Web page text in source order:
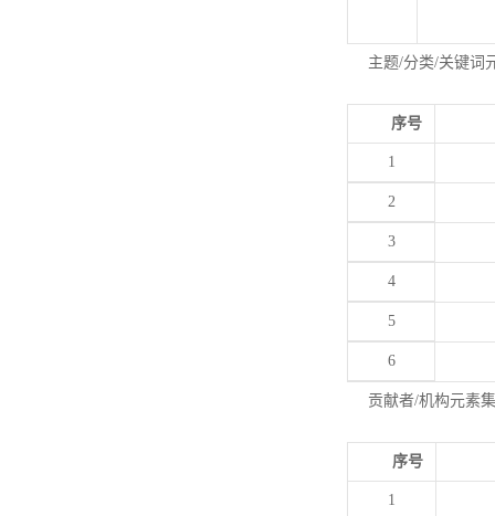
主题/分类/关键词
序号
1
2
3
4
5
6
贡献者/机构元素
序号
1